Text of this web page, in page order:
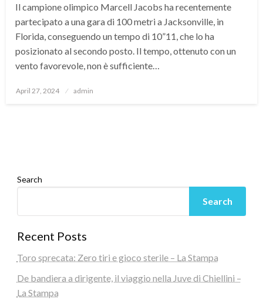
Il campione olimpico Marcell Jacobs ha recentemente
partecipato a una gara di 100 metri a Jacksonville, in
Florida, conseguendo un tempo di 10”11, che lo ha
posizionato al secondo posto. Il tempo, ottenuto con un
vento favorevole, non è sufficiente…
Posted
April 27, 2024 admin
Search
Search
Recent Posts
Toro sprecata: Zero tiri e gioco sterile – La Stampa
De bandiera a dirigente, il viaggio nella Juve di Chiellini –
La Stampa